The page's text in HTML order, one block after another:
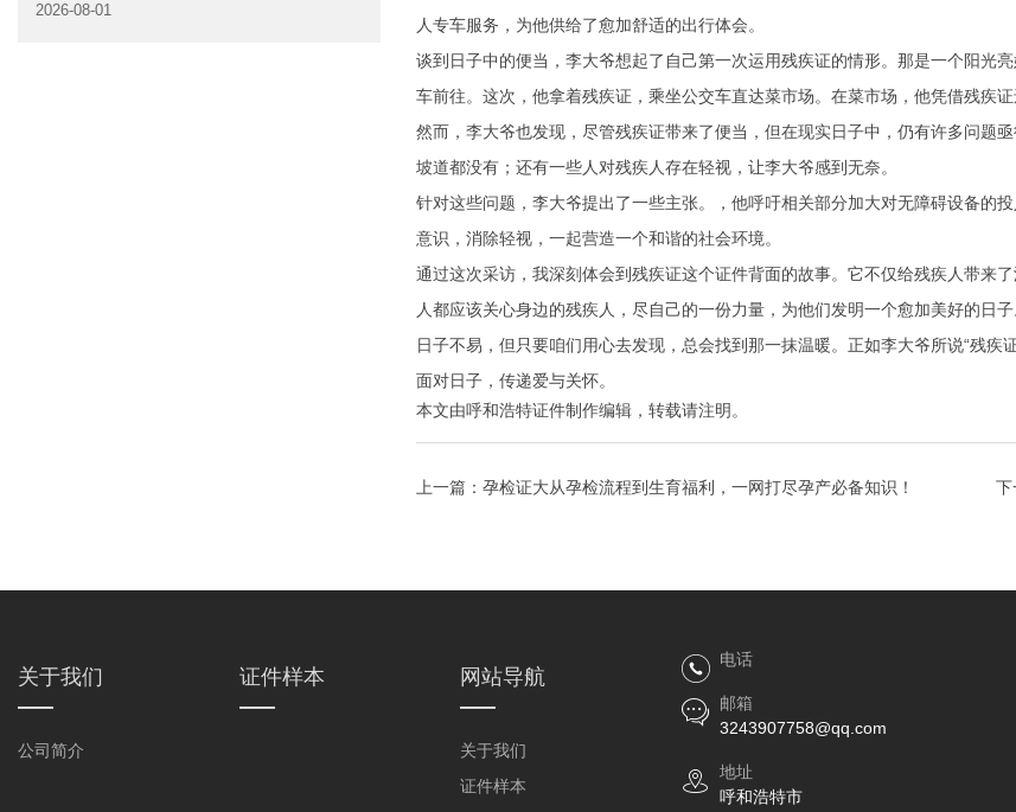
2026-08-01
人专车服务，为他供给了愈加舒适的出行体会。
谈到日子中的便当，李大爷想起了自己第一次运用残疾证的情形。那是一个阳光
车前往。这次，他拿着残疾证，乘坐公交车直达菜市场。在菜市场，他凭借残疾
然而，李大爷也发现，尽管残疾证带来了便当，但在现实日子中，仍有许多问题
坡道都没有；还有一些人对残疾人存在轻视，让李大爷感到无奈。
针对这些问题，李大爷提出了一些主张。，他呼吁相关部分加大对无障碍设备的
意识，消除轻视，一起营造一个和谐的社会环境。
通过这次采访，我深刻体会到残疾证这个证件背面的故事。它不仅给残疾人带来
人都应该关心身边的残疾人，尽自己的一份力量，为他们发明一个愈加美好的日子
日子不易，但只要咱们用心去发现，总会找到那一抹温暖。正如李大爷所说“残
面对日子，传递爱与关怀。
本文由呼和浩特证件制作编辑，转载请注明。
上一篇： 孕检证大从孕检流程到生育福利，一网打尽孕产必备知识！ 下
关于我们
公司简介
证件样本 网站导航
关于我们
证件样本
电话
邮箱
3243907758@qq.com
地址
呼和浩特市